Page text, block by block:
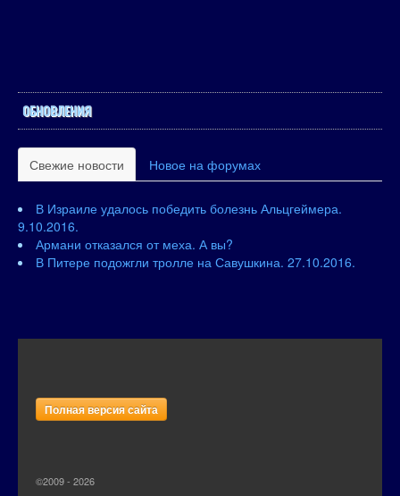
ОБНОВЛЕНИЯ
Свежие новости Новое на форумах
В Израиле удалось победить болезнь Альцгеймера.
9.10.2016.
Армани отказался от меха. А вы?
В Питере подожгли тролле на Савушкина. 27.10.2016.
Полная версия сайта
©2009 - 2026